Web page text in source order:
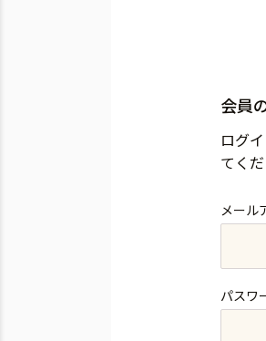
会員
ログ
てくだ
メール
パスワ